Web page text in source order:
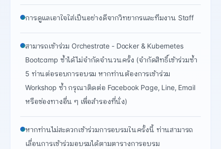
การดูแลเอาใจใส่เป็นอย่างดีจากวิทยากรและทีมงาน Staff
สามารถเข้าร่วม Orchestrate - Docker & Kubernetes
Bootcamp ซ้ำได้ไม่จำกัดจำนวนครั้ง (จำกัดสิทธิ์เข้าร่วมซ้ำ
5 ท่านต่อรอบการอบรม หากท่านต้องการเข้าร่วม
Workshop ซ้ำ กรุณาติดต่อ Facebook Page, Line, Email
หรือช่องทางอื่น ๆ เพื่อสำรองที่นั่ง)
หากท่านไม่สะดวกเข้าร่วมการอบรมในครั้งนี้ ท่านสามารถ
เลื่อนการเข้าร่วมอบรมได้ตามตารางการอบรม